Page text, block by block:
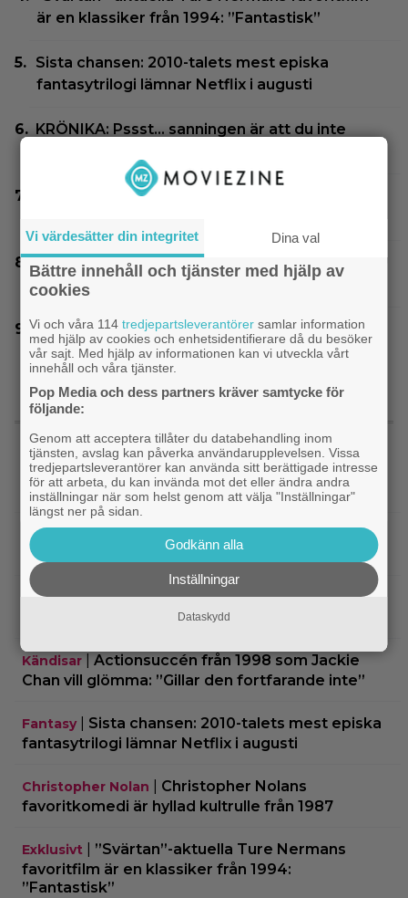
är en klassiker från 1994: ”Fantastisk”
Sista chansen: 2010-talets mest episka
fantasytrilogi lämnar Netflix i augusti
KRÖNIKA: Pssst… sanningen är att du inte
Efter 25 Beckfilmer – Anna Asp hoppas nya
Christopher Nolans favoritkomedi är hyllad
kultrulle från 1987
Bortglömd komedi från 1984 blev Robin
Williams favorit: ”Min bästa film”
Digitalpremiär|Guy Ritchies nya film släpps
digitalt men sågas: ”Actionfattig och tråkig”
Klassiker
Ikväll på tv: Kika in en ”perfekt” thriller
med 8,4 på IMDb
Streamingtips|2 säsonger av brittisk deckare
kommer till SVT Play – baserad på svensk bok
Kändisar
Actionsuccén från 1998 som Jackie
Chan vill glömma: ”Gillar den fortfarande inte”
Fantasy| Sista chansen: 2010-talets mest episka
fantasytrilogi lämnar Netflix i augusti
Christopher Nolan
Christopher Nolans
favoritkomedi är hyllad kultrulle från 1987
Exklusivt
”Svärtan”-aktuella Ture Nermans
favoritfilm är en klassiker från 1994:
”Fantastisk”
Vi värdesätter din integritet Dina val
Bättre innehåll och tjänster med hjälp av
cookies
Vi och våra 114tredjepartsleverantörer samlar information
med hjälp av cookies och enhetsidentifierare då du besöker
vår sajt. Med hjälp av informationen kan vi utveckla vårt
innehåll och våra tjänster.
Pop Media och dess partners kräver samtycke för
följande:
Genom att acceptera tillåter du databehandling inom
tjänsten, avslag kan påverka användarupplevelsen. Vissa
tredjepartsleverantörer kan använda sitt berättigade intresse
för att arbeta, du kan invända mot det eller ändra andra
inställningar när som helst genom att välja "Inställningar"
längst ner på sidan.
Godkänn alla
Inställningar
Dataskydd